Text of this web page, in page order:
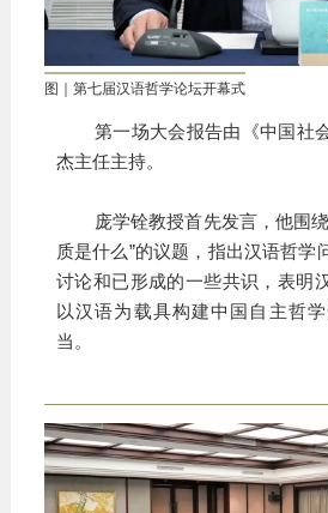
图｜第七届汉语哲学论坛开幕式
第一场大会报告由《中国社
杰主任主持。
庞学铨教授首先发言，他围
质是什么”的议题，指出汉语哲学
讨论和已形成的一些共识，表明
以汉语为载具构建中国自主哲
当。